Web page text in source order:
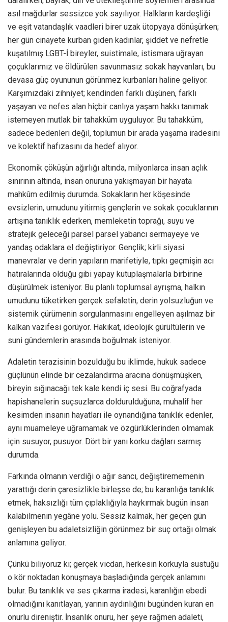
asıl mağdurlar sessizce yok sayılıyor. Halkların kardeşliği
ve eşit vatandaşlık vaadleri birer uzak ütopyaya dönüşürken;
her gün cinayete kurban giden kadınlar, şiddet ve nefretle
kuşatılmış LGBT-İ bireyler, suistimale, istismara uğrayan
çoçuklarımız ve öldürülen savunmasız sokak hayvanları, bu
devasa güç oyununun görünmez kurbanları haline geliyor.
Karşımızdaki zihniyet; kendinden farklı düşünen, farklı
yaşayan ve nefes alan hiçbir canlıya yaşam hakkı tanımak
istemeyen mutlak bir tahakküm uyguluyor. Bu tahakküm,
sadece bedenleri değil, toplumun bir arada yaşama iradesini
ve kolektif hafızasını da hedef alıyor.
​Ekonomik çöküşün ağırlığı altında, milyonlarca insan açlık
sınırının altında, insan onuruna yakışmayan bir hayata
mahkûm edilmiş durumda. Sokakların her köşesinde
evsizlerin, umudunu yitirmiş gençlerin ve sokak çocuklarının
artışına tanıklık ederken, memleketin toprağı, suyu ve
stratejik geleceği parsel parsel yabancı sermayeye ve
yandaş odaklara el değiştiriyor. Gençlik; kirli siyasi
manevralar ve derin yapıların marifetiyle, tıpkı geçmişin acı
hatıralarında olduğu gibi yapay kutuplaşmalarla birbirine
düşürülmek isteniyor. Bu planlı toplumsal ayrışma, halkın
umudunu tüketirken gerçek sefaletin, derin yolsuzluğun ve
sistemik çürümenin sorgulanmasını engelleyen aşılmaz bir
kalkan vazifesi görüyor. Hakikat, ideolojik gürültülerin ve
suni gündemlerin arasında boğulmak isteniyor.
​Adaletin terazisinin bozulduğu bu iklimde, hukuk sadece
güçlünün elinde bir cezalandırma aracına dönüşmüşken,
bireyin sığınacağı tek kale kendi iç sesi. Bu coğrafyada
hapishanelerin suçsuzlarca doldurulduğuna, muhalif her
kesimden insanın hayatları ile oynandığına tanıklık edenler,
aynı muameleye uğramamak ve özgürlüklerinden olmamak
için susuyor, pusuyor. Dört bir yanı korku dağları sarmış
durumda.
Farkında olmanın verdiği o ağır sancı, değiştirememenin
yarattığı derin çaresizlikle birleşse de; bu karanlığa tanıklık
etmek, haksızlığı tüm çıplaklığıyla haykırmak bugün insan
kalabilmenin yegâne yolu. Sessiz kalmak, her geçen gün
genişleyen bu adaletsizliğin görünmez bir suç ortağı olmak
anlamına geliyor.
​Çünkü biliyoruz ki; gerçek vicdan, herkesin korkuyla sustuğu
o kör noktadan konuşmaya başladığında gerçek anlamını
bulur. Bu tanıklık ve ses çıkarma iradesi, karanlığın ebedi
olmadığını kanıtlayan, yarının aydınlığını bugünden kuran en
onurlu direniştir. İnsanlık onuru, her şeye rağmen adaleti,